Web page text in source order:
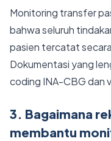
Monitoring transfer
bahwa seluruh
pasien tercatat
Dokumentasi yang
coding INA-CBG dan
3. Bagaimana
membantu